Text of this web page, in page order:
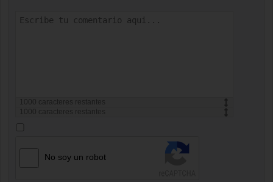
1000
caracteres restantes
1000
caracteres restantes
No soy un robot